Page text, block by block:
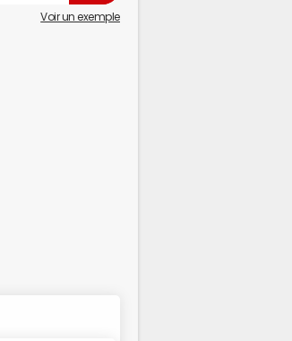
Voir un exemple